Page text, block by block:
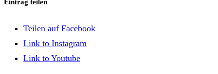
Teilen auf Facebook
Link to Instagram
Link to Youtube